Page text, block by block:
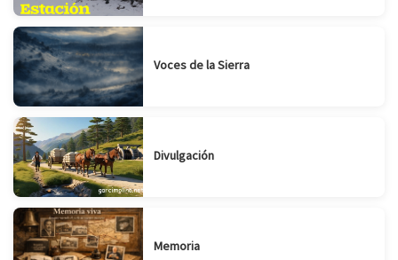
Voces de la Sierra
Divulgación
Memoria